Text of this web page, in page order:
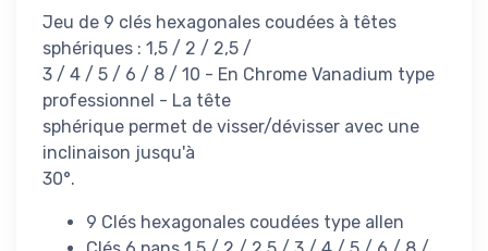
Jeu de 9 clés hexagonales coudées à têtes
sphériques : 1,5 / 2 / 2,5 /
3 / 4 / 5 / 6 / 8 / 10 - En Chrome Vanadium type
professionnel - La tête
sphérique permet de visser/dévisser avec une
inclinaison jusqu'à
30°.
9 Clés hexagonales coudées type allen